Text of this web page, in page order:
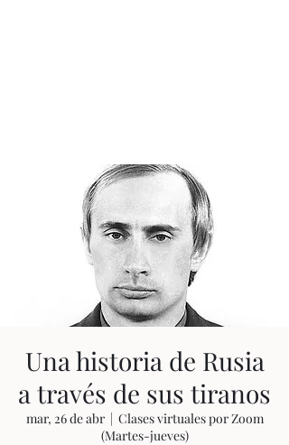
Una historia de Rusia
a través de sus tiranos
mar, 26 de abr
  |
Clases virtuales por Zoom
(Martes-jueves)